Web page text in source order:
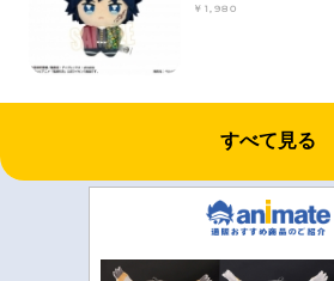
￥1,980
すべて見る